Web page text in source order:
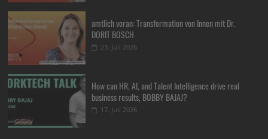
amtlich voran: Transformation von Innen mit Dr.
DORIT BOSCH
23. Juli 2026
How can HR, AI, and Talent Intelligence drive real
business results, BOBBY BAJAJ?
17. Juli 2026